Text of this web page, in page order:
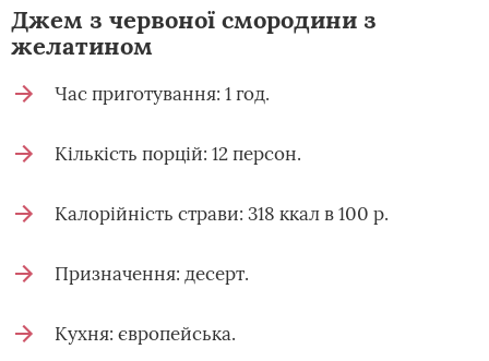
Джем з червоної смородини з
желатином
Час приготування: 1 год.
Кількість порцій: 12 персон.
Калорійність страви: 318 ккал в 100 р.
Призначення: десерт.
Кухня: європейська.